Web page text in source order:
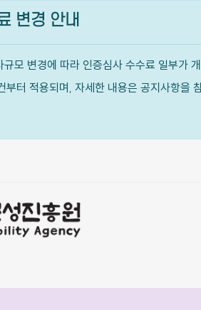
변경 안내
모 변경에 따라 인증심사 수수료 일부가
터 적용되며, 자세한 내용은 공지사항을